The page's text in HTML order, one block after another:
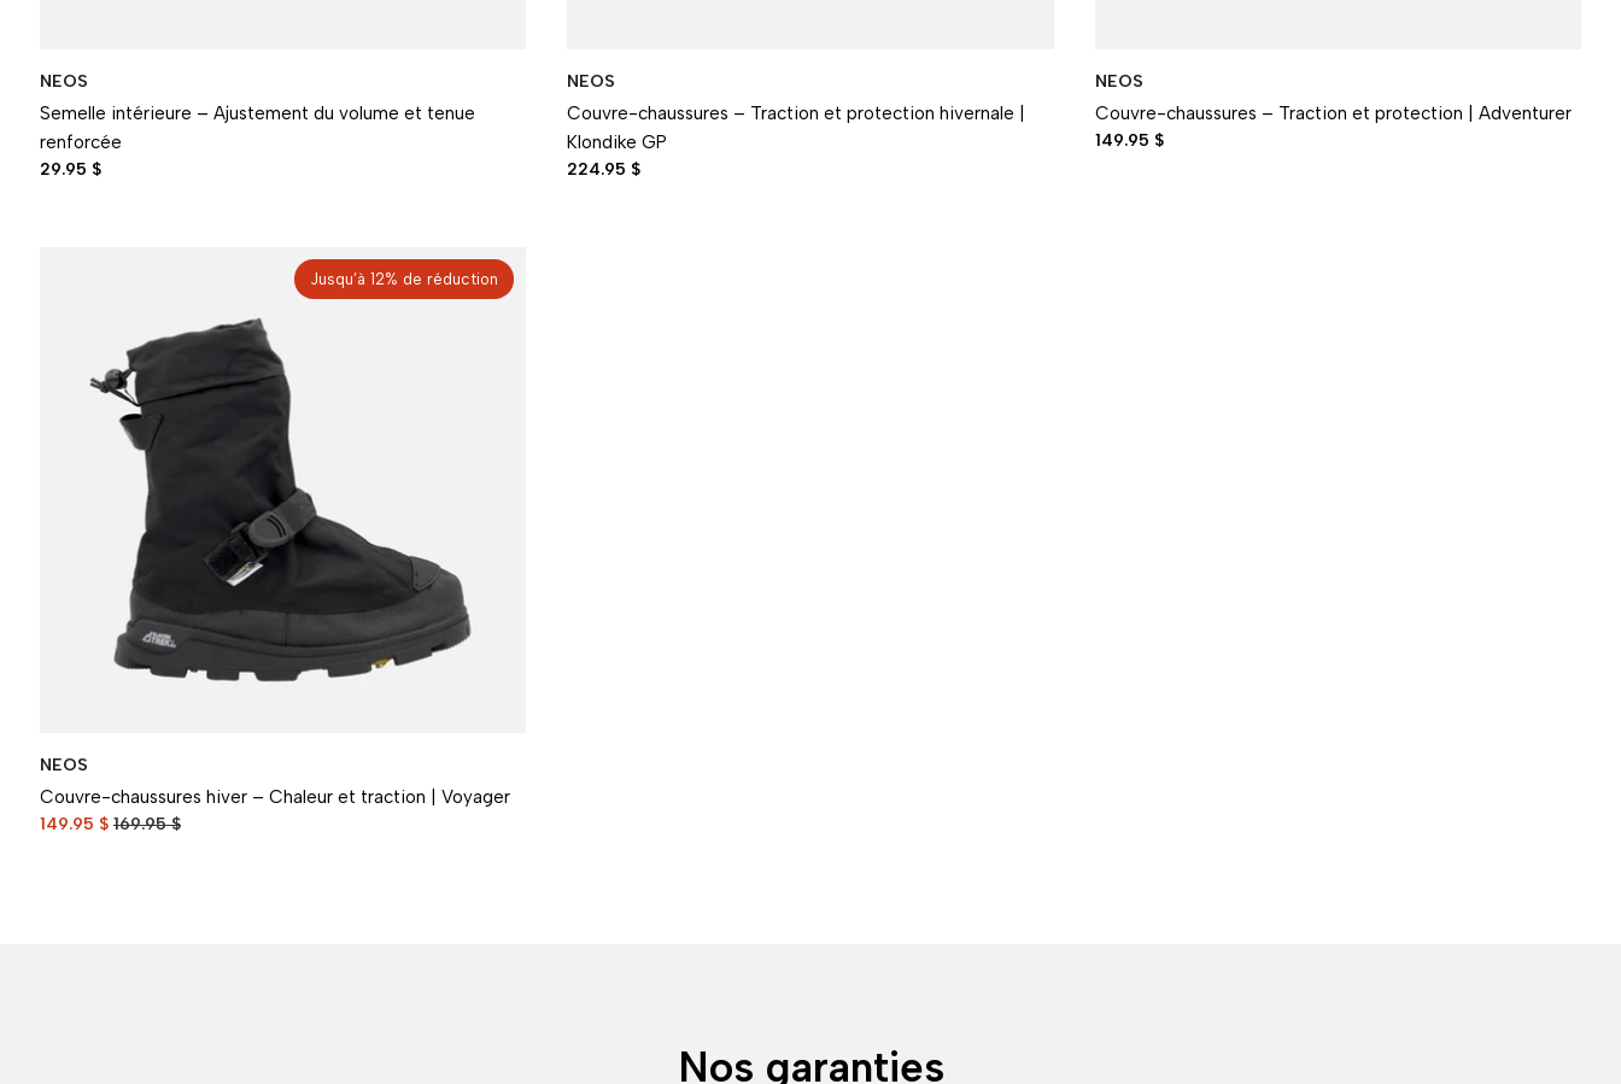
NEOS
Semelle intérieure – Ajustement du volume et tenue
renforcée
29.95 $
NEOS
Couvre-chaussures – Traction et protection hivernale |
Klondike GP
224.95 $
NEOS
Couvre-chaussures – Traction et protection | Adventurer
149.95 $
Jusqu’à 12% de réduction
NEOS
Couvre-chaussures hiver – Chaleur et traction | Voyager
149.95 $ 169.95 $
Nos garanties